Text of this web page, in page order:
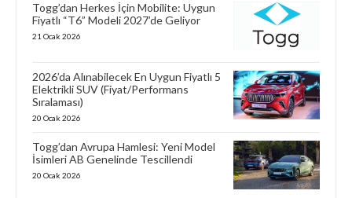
Togg’dan Herkes İçin Mobilite: Uygun
Fiyatlı “T6” Modeli 2027’de Geliyor
21 Ocak 2026
2026’da Alınabilecek En Uygun Fiyatlı 5
Elektrikli SUV (Fiyat/Performans
Sıralaması)
20 Ocak 2026
Togg’dan Avrupa Hamlesi: Yeni Model
İsimleri AB Genelinde Tescillendi
20 Ocak 2026